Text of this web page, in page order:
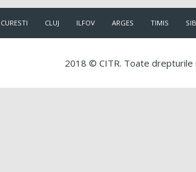
CLUJ ILFOV ARGES TIMIS
2018 © CITR. Toate drepturile